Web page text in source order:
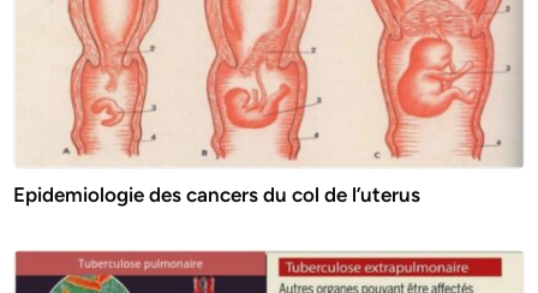
Epidemiologie des cancers du col de l’uterus